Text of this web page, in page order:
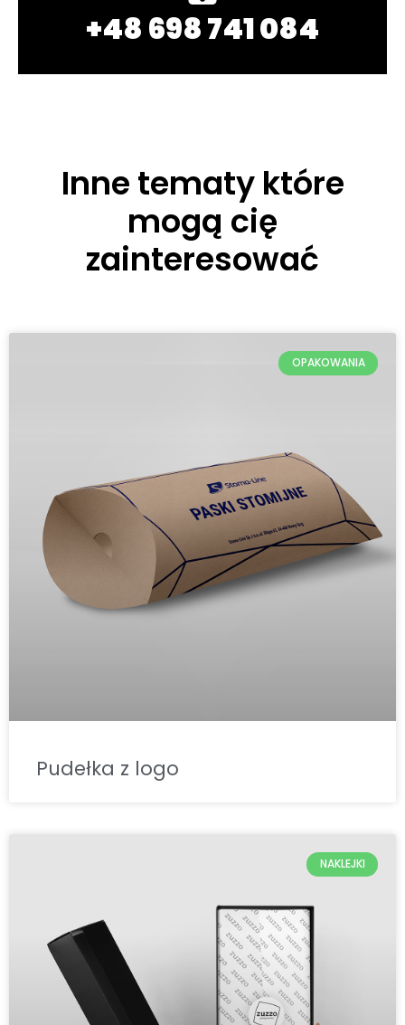
+48 698 741 084
Inne tematy które
mogą cię
zainteresować
OPAKOWANIA
Pudełka z logo
NAKLEJKI